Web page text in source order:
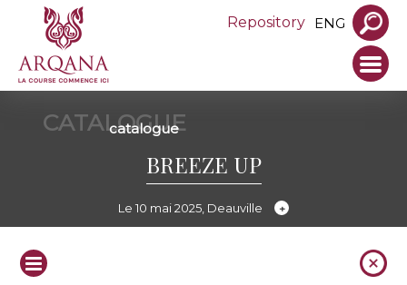
Repository ENG
CATALOGUE
catalogue
BREEZE UP
Le 10 mai 2025, Deauville